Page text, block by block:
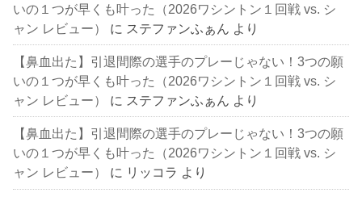
いの１つが早くも叶った（2026ワシントン１回戦 vs. シ
ャン レビュー）
に ステファンふぁん より
【鼻血出た】引退間際の選手のプレーじゃない！3つの願
いの１つが早くも叶った（2026ワシントン１回戦 vs. シ
ャン レビュー）
に ステファンふぁん より
【鼻血出た】引退間際の選手のプレーじゃない！3つの願
いの１つが早くも叶った（2026ワシントン１回戦 vs. シ
ャン レビュー）
に リッコラ より